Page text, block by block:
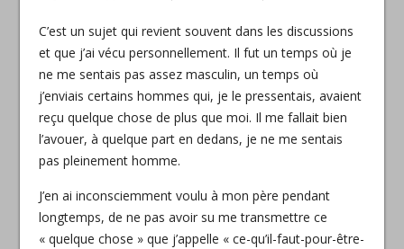
C’est un sujet qui revient souvent dans les discussions
et que j’ai vécu personnellement. Il fut un temps où je
ne me sentais pas assez masculin, un temps où
j’enviais certains hommes qui, je le pressentais, avaient
reçu quelque chose de plus que moi. Il me fallait bien
l’avouer, à quelque part en dedans, je ne me sentais
pas pleinement homme.
J’en ai inconsciemment voulu à mon père pendant
longtemps, de ne pas avoir su me transmettre ce
« quelque chose » que j’appelle « ce-qu’il-faut-pour-être-